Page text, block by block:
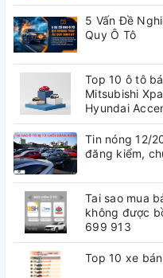
Thảm lót sàn oto Toyota
chỉ cao cấp màu số 8 và
nên vẻ đẹp cực kỳ tinh tế và
Thảm da lót sàn có các lớp
Lớp da
: Là loại da cao
mùi, phủ thêm nano để
trên da tạo sự chắc
ô vuông đầy tinh tế.
sản phẩm này còn có
như chịu nhiệt theo tiêu
Xốp nền
: Tạo sự êm ái
nhưng cũng đầy chắc
Màng ngăn nước
: Đây
cho xế cưng luôn khô
5 Vấn Đề
Quy Ô Tô
Top 10 ô tô
Mitsubishi
Hyundai
Tin nóng 12/
đăng kiểm,
Tai sao mua
không được bồi thường -
699 913
Top 10 xe